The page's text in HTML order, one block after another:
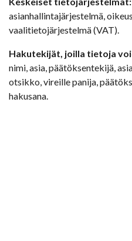
asianhallintajärjestelmä,
vaalitietojärjestelmä (VAT).
Hakutekijät, joilla tietoja
nimi, asia, päätöksentekijä,
otsikko, vireille panija,
hakusana.